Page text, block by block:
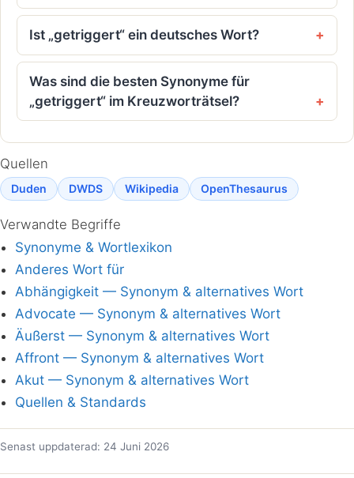
Ist „getriggert“ ein deutsches Wort?
Was sind die besten Synonyme für
„getriggert“ im Kreuzworträtsel?
Quellen
Duden DWDS Wikipedia OpenThesaurus
Verwandte Begriffe
Synonyme & Wortlexikon
Anderes Wort für
Abhängigkeit — Synonym & alternatives Wort
Advocate — Synonym & alternatives Wort
Äußerst — Synonym & alternatives Wort
Affront — Synonym & alternatives Wort
Akut — Synonym & alternatives Wort
Quellen & Standards
Senast uppdaterad: 24 Juni 2026